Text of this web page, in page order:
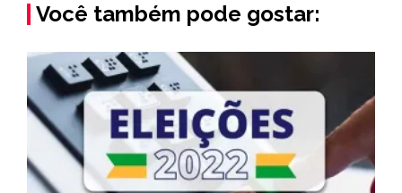
Você também pode gostar: